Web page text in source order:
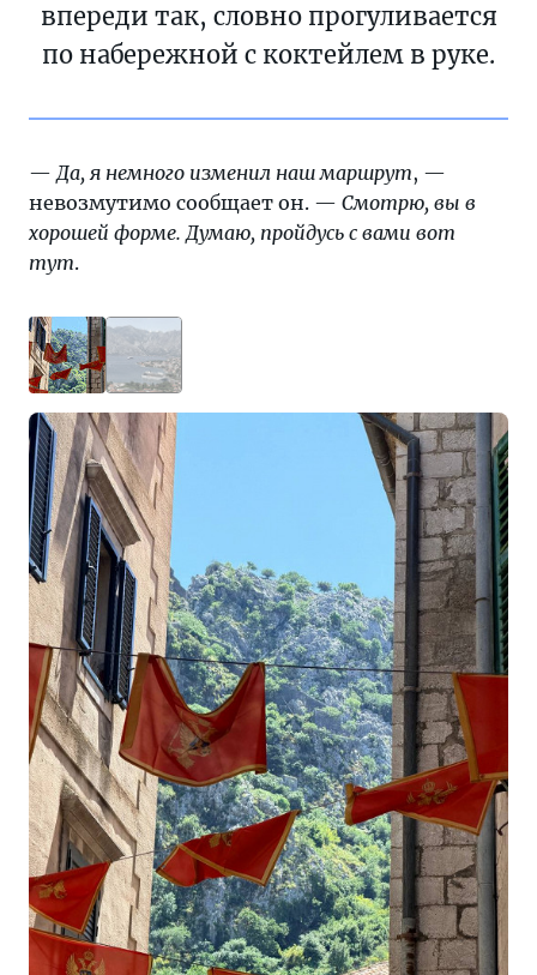
впереди так, словно прогуливается
по набережной с коктейлем в руке.
—Да, я немного изменил наш маршрут, —
невозмутимо сообщает он. — Смотрю, вы в
хорошей форме. Думаю, пройдусь с вами вот
тут.